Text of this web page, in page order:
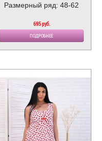
Размерный ряд: 48-62
695 руб.
ПОДРОБНЕЕ